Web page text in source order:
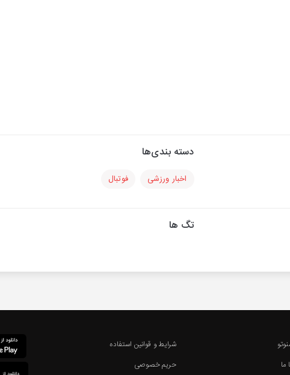
دسته بندی‌ها
اخبار ورزشی فوتبال
تگ ها
ما
شرایط و قوانین استفاده
حریم خصوصی